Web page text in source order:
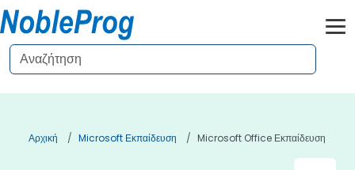
Αρχική Microsoft Εκπαίδευση Microsoft Office Εκπαίδευση